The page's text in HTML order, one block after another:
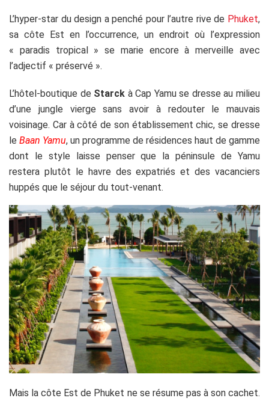
L’hyper-star du design a penché pour l’autre rive de Phuket,
sa côte Est en l’occurrence, un endroit où l’expression
« paradis tropical » se marie encore à merveille avec
l’adjectif « préservé ».
L’hôtel-boutique de Starck à Cap Yamu se dresse au milieu
d’une jungle vierge sans avoir à redouter le mauvais
voisinage. Car à côté de son établissement chic, se dresse
le Baan Yamu, un programme de résidences haut de gamme
dont le style laisse penser que la péninsule de Yamu
restera plutôt le havre des expatriés et des vacanciers
huppés que le séjour du tout-venant.
Mais la côte Est de Phuket ne se résume pas à son cachet.